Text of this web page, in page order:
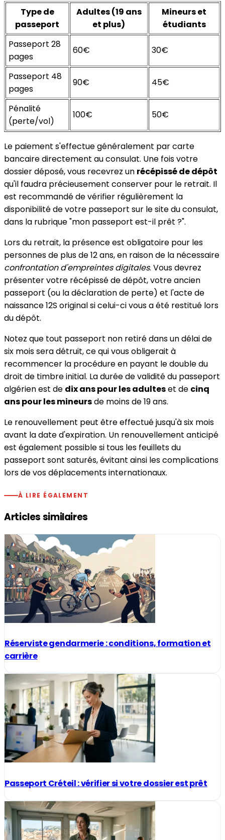
Type de
passeport
Adultes (19 ans
et plus)
Mineurs et
étudiants
Passeport 28
pages
60€ 30€
Passeport 48
pages
90€ 45€
Pénalité
(perte/vol)
100€ 50€
Le paiement s'effectue généralement par carte
bancaire directement au consulat. Une fois votre
dossier déposé, vous recevrez un récépissé de dépôt
qu'il faudra précieusement conserver pour le retrait. Il
est recommandé de vérifier régulièrement la
disponibilité de votre passeport sur le site du consulat,
dans la rubrique "mon passeport est-il prêt ?".
Lors du retrait, la présence est obligatoire pour les
personnes de plus de 12 ans, en raison de la nécessaire
confrontation d'empreintes digitales. Vous devrez
présenter votre récépissé de dépôt, votre ancien
passeport (ou la déclaration de perte) et l'acte de
naissance 12S original si celui-ci vous a été restitué lors
du dépôt.
Notez que tout passeport non retiré dans un délai de
six mois sera détruit, ce qui vous obligerait à
recommencer la procédure en payant le double du
droit de timbre initial. La durée de validité du passeport
algérien est de dix ans pour les adulteset de cinq
ans pour les mineursde moins de 19 ans.
Le renouvellement peut être effectué jusqu'à six mois
avant la date d'expiration. Un renouvellement anticipé
est également possible si tous les feuillets du
passeport sont saturés, évitant ainsi les complications
lors de vos déplacements internationaux.
À LIRE ÉGALEMENT
Articles similaires
Réserviste gendarmerie : conditions, formation et
carrière
Passeport Créteil : vérifier si votre dossier est prêt